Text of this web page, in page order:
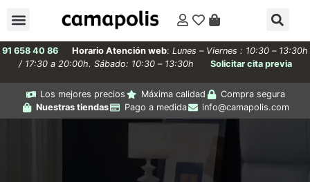
91 658 40 86 Horario Atención web: Lunes – Viernes : 10:30 – 13:30h
/ 17:30 a 20:00h. Sábado: 10:30 – 13:30h
Solicitar cita previa
Los mejores precios Máxima calidad
Compra segura
Nuestras tiendas
Pago a medida info@camapolis.com